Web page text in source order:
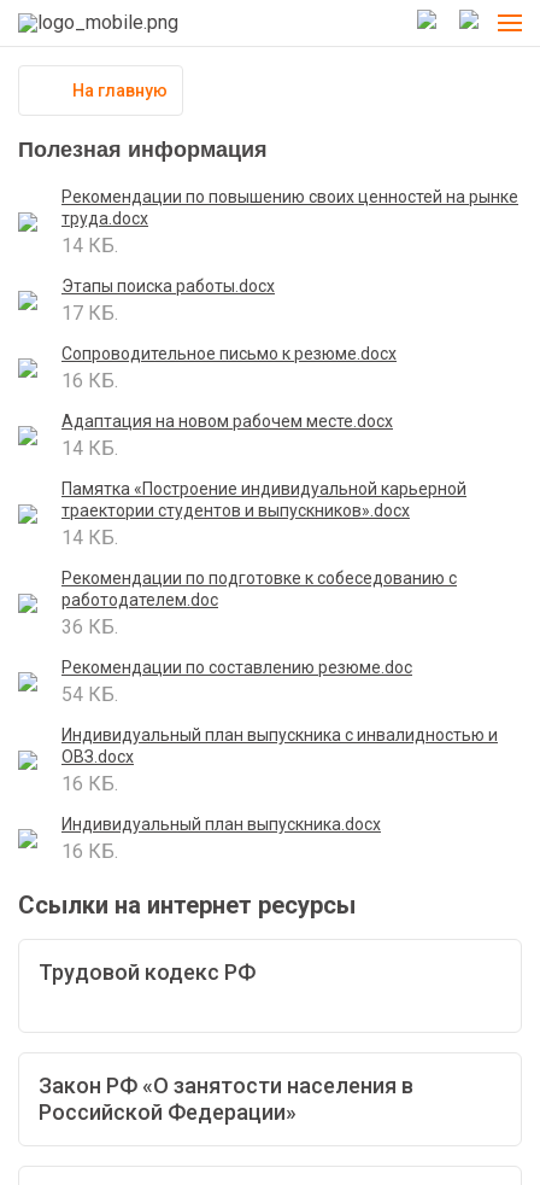
На главную
Полезная информация
Рекомендации по повышению своих ценностей на рынке
труда.docx
14 КБ.
Этапы поиска работы.docx
17 КБ.
Сопроводительное письмо к резюме.docx
16 КБ.
Адаптация на новом рабочем месте.docx
14 КБ.
Памятка «Построение индивидуальной карьерной
траектории студентов и выпускников».docx
14 КБ.
Рекомендации по подготовке к собеседованию с
работодателем.doc
36 КБ.
Рекомендации по составлению резюме.doc
54 КБ.
Индивидуальный план выпускника с инвалидностью и
ОВЗ.docx
16 КБ.
Индивидуальный план выпускника.docx
16 КБ.
Ссылки на интернет ресурсы
Трудовой кодекс РФ
Закон РФ «О занятости населения в
Российской Федерации»